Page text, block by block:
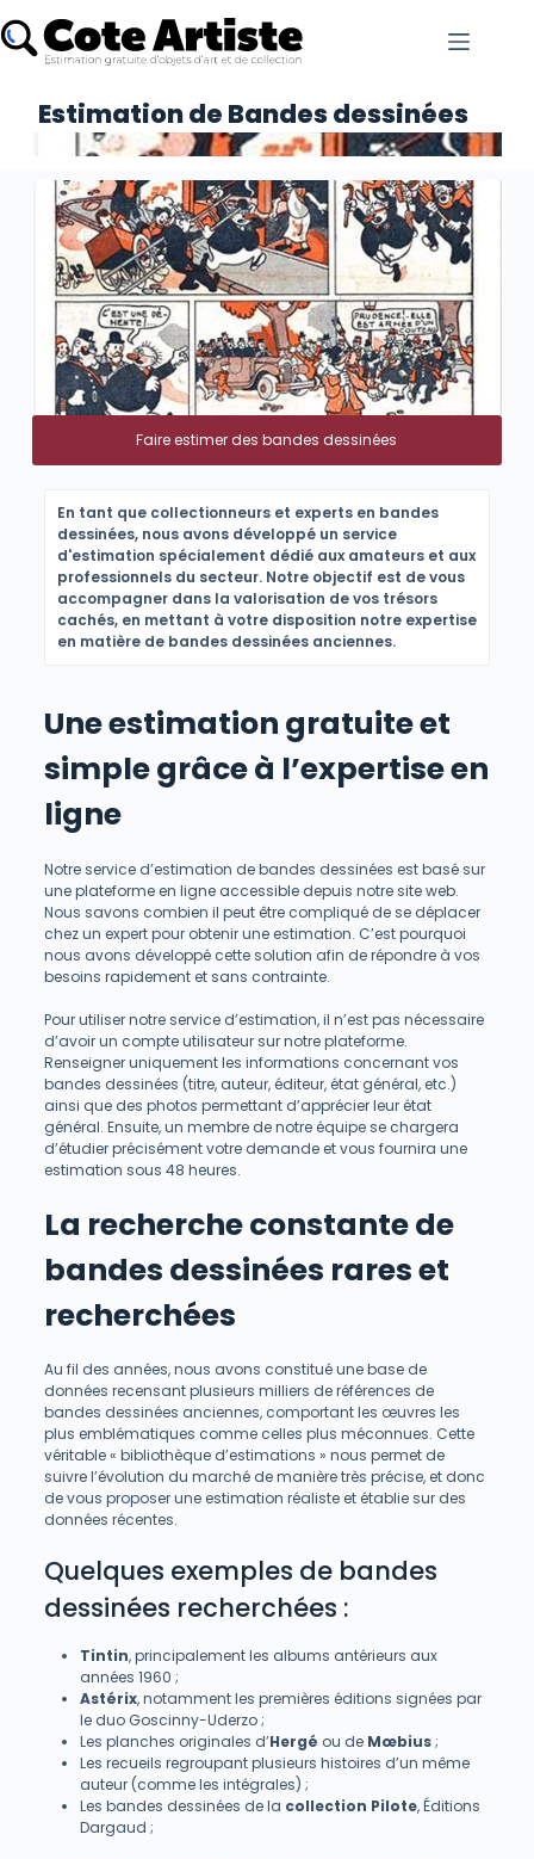
Estimation de Bandes dessinées
Faire estimer des bandes dessinées
En tant que collectionneurs et experts en bandes
dessinées, nous avons développé un service
d'estimation spécialement dédié aux amateurs et aux
professionnels du secteur. Notre objectif est de vous
accompagner dans la valorisation de vos trésors
cachés, en mettant à votre disposition notre expertise
en matière de bandes dessinées anciennes.
Une estimation gratuite et
simple grâce à l’expertise en
ligne
Notre service d’estimation de bandes dessinées est basé sur
une plateforme en ligne accessible depuis notre site web.
Nous savons combien il peut être compliqué de se déplacer
chez un expert pour obtenir une estimation. C’est pourquoi
nous avons développé cette solution afin de répondre à vos
besoins rapidement et sans contrainte.
Pour utiliser notre service d’estimation, il n’est pas nécessaire
d’avoir un compte utilisateur sur notre plateforme.
Renseigner uniquement les informations concernant vos
bandes dessinées (titre, auteur, éditeur, état général, etc.)
ainsi que des photos permettant d’apprécier leur état
général. Ensuite, un membre de notre équipe se chargera
d’étudier précisément votre demande et vous fournira une
estimation sous 48 heures.
La recherche constante de
bandes dessinées rares et
recherchées
Au fil des années, nous avons constitué une base de
données recensant plusieurs milliers de références de
bandes dessinées anciennes, comportant les œuvres les
plus emblématiques comme celles plus méconnues. Cette
véritable « bibliothèque d’estimations » nous permet de
suivre l’évolution du marché de manière très précise, et donc
de vous proposer une estimation réaliste et établie sur des
données récentes.
Quelques exemples de bandes
dessinées recherchées :
Tintin, principalement les albums antérieurs aux
années 1960 ;
Astérix, notamment les premières éditions signées par
le duo Goscinny-Uderzo ;
Les planches originales d’Hergé ou de Mœbius;
Les recueils regroupant plusieurs histoires d’un même
auteur (comme les intégrales) ;
Les bandes dessinées de la collection Pilote, Éditions
Dargaud ;